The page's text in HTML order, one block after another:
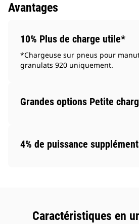
Avantages
10% Plus de charge utile*
*Chargeuse sur pneus pour
granulats 920 uniquement.
Grandes options Petite
4% de puissance
Caractéristiques en